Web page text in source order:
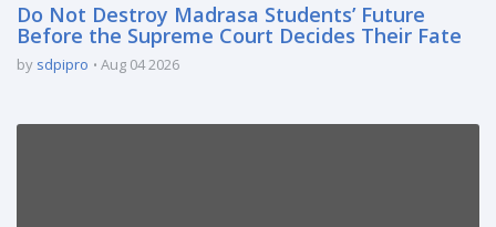
Do Not Destroy Madrasa Students’ Future
Before the Supreme Court Decides Their Fate
by sdpipro Aug 04 2026